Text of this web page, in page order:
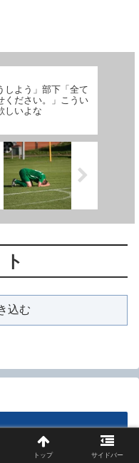
しよう」部下「全て
ください。」こうい
しいよな
込む
トップ サイドバー